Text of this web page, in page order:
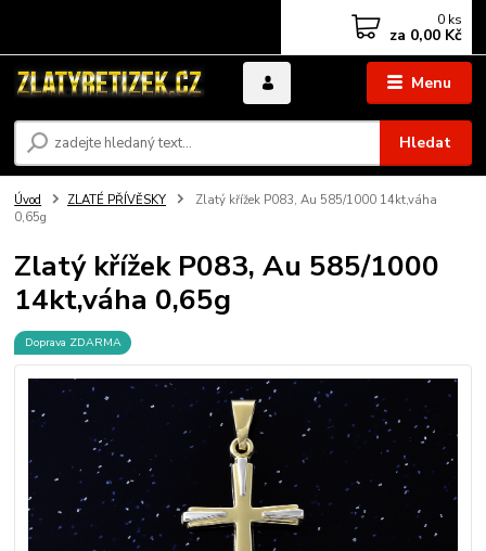
Menu
Hledat
0 ks
za 0,00 Kč
Úvod ZLATÉ PŘÍVĚSKY
Zlatý křížek P083, Au 585/1000 14kt,váha
0,65g
Zlatý křížek P083, Au 585/1000
14kt,váha 0,65g
Doprava ZDARMA